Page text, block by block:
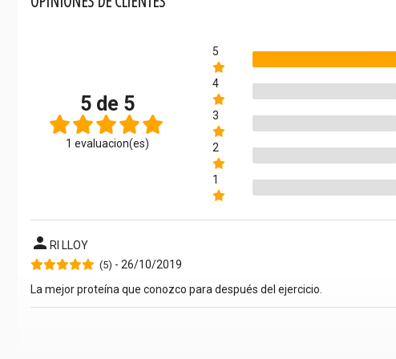
5 de 5
1 evaluacion(es)
5
4
3
2
1
person RI LLOY
(5) - 26/10/2019
La mejor proteína que conozco para después del ejercicio.